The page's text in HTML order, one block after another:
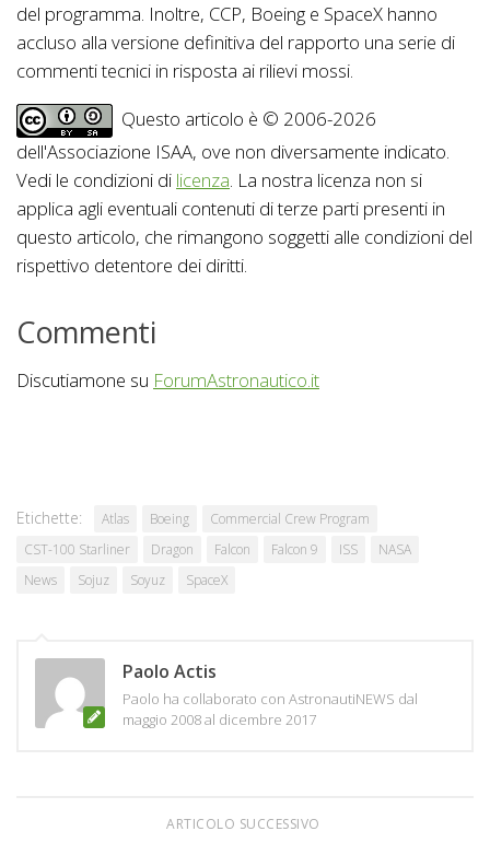
del programma. Inoltre, CCP, Boeing e SpaceX hanno
accluso alla versione definitiva del rapporto una serie di
commenti tecnici in risposta ai rilievi mossi.
Questo articolo è © 2006-2026
dell'Associazione ISAA, ove non diversamente indicato.
Vedi le condizioni di licenza. La nostra licenza non si
applica agli eventuali contenuti di terze parti presenti in
questo articolo, che rimangono soggetti alle condizioni del
rispettivo detentore dei diritti.
Commenti
Discutiamone su ForumAstronautico.it
Etichette: Atlas Boeing
Commercial Crew Program
CST-100 Starliner
Dragon Falcon Falcon 9 ISS
NASA
News
Sojuz Soyuz SpaceX
Paolo Actis
Paolo ha collaborato con AstronautiNEWS dal
maggio 2008 al dicembre 2017
ARTICOLO SUCCESSIVO